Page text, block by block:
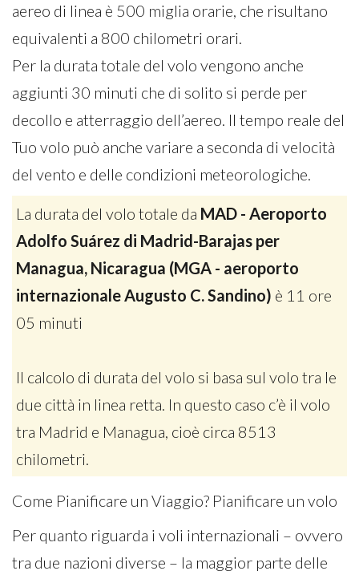
aereo di linea è 500 miglia orarie, che risultano
equivalenti a 800 chilometri orari.
Per la durata totale del volo vengono anche
aggiunti 30 minuti che di solito si perde per
decollo e atterraggio dell’aereo. Il tempo reale del
Tuo volo può anche variare a seconda di velocità
del vento e delle condizioni meteorologiche.
La durata del volo totale da MAD - Aeroporto
Adolfo Suárez di Madrid-Barajas per
Managua, Nicaragua (MGA - aeroporto
internazionale Augusto C. Sandino) è 11 ore
05 minuti
Il calcolo di durata del volo si basa sul volo tra le
due città in linea retta. In questo caso c’è il volo
tra Madrid e Managua, cioè circa 8513
chilometri.
Come Pianificare un Viaggio? Pianificare un volo
Per quanto riguarda i voli internazionali – ovvero
tra due nazioni diverse – la maggior parte delle